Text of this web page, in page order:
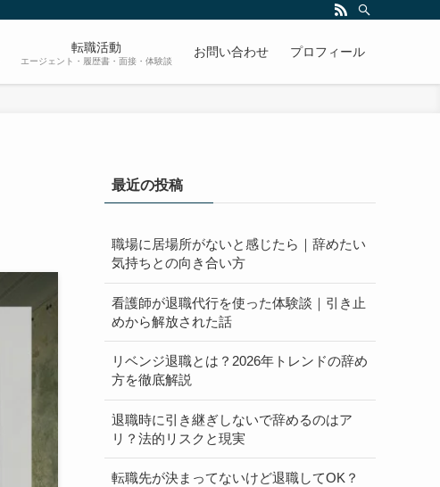
転職活動
エージェント・履歴書・面接・体験談
お問い合わせ プロフィール
最近の投稿
職場に居場所がないと感じたら｜辞めたい
気持ちとの向き合い方
看護師が退職代行を使った体験談｜引き止
めから解放された話
リベンジ退職とは？2026年トレンドの辞め
方を徹底解説
退職時に引き継ぎしないで辞めるのはア
リ？法的リスクと現実
転職先が決まってないけど退職してOK？